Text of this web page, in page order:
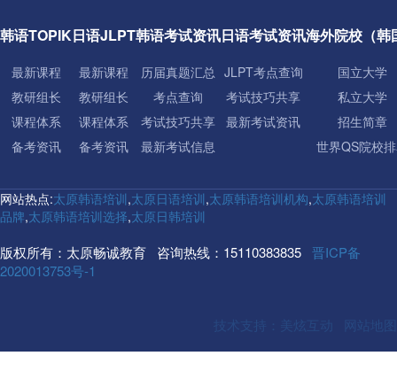
韩语TOPIK
最新课程
教研组长
课程体系
备考资讯
日语JLPT
最新课程
教研组长
课程体系
备考资讯
韩语考试资讯
历届真题汇总
考点查询
考试技巧共享
最新考试信息
日语考试资讯
JLPT考点查询
考试技巧共享
最新考试资讯
海外院校（韩
国立大学
私立大学
招生简章
世界QS院校
网站热点:太原韩语培训,太原日语培训,太原韩语培训机构,太原韩语培训
品牌,太原韩语培训选择,太原日韩培训
版权所有：太原畅诚教育 咨询热线：15110383835 晋ICP备
2020013753号-1